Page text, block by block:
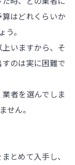
はどれくらいか
。
いますから、そ
のは実に困難で
者を選んでしま
せん。
とめて入手し、